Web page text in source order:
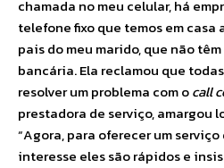
chamada no meu celular, há
telefone fixo que temos em casa
pais do meu marido, que não
bancária. Ela reclamou que
resolver um problema com ocall
prestadora de serviço, amargou
“Agora, para oferecer um
interesse eles são rápidos e